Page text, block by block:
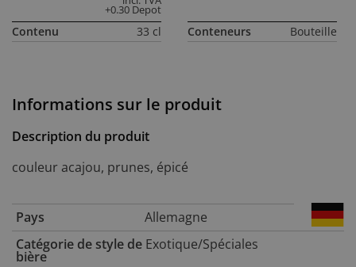
Informations sur le produit
Description du produit
couleur acajou, prunes, épicé
Pays
Allemagne
Catégorie de style de
bière
Exotique/Spéciales
+0.30 Depot
Contenu 33 cl Conteneurs Bouteille